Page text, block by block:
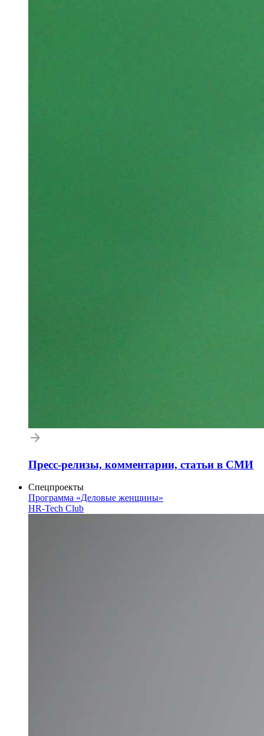
Пресс-релизы, комментарии, статьи в СМИ
Спецпроекты
Программа «Деловые женщины»
HR-Tech Club